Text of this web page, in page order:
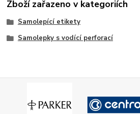
Zboží zařazeno v kategoriích
Samolepící etikety
Samolepky s vodící perforací